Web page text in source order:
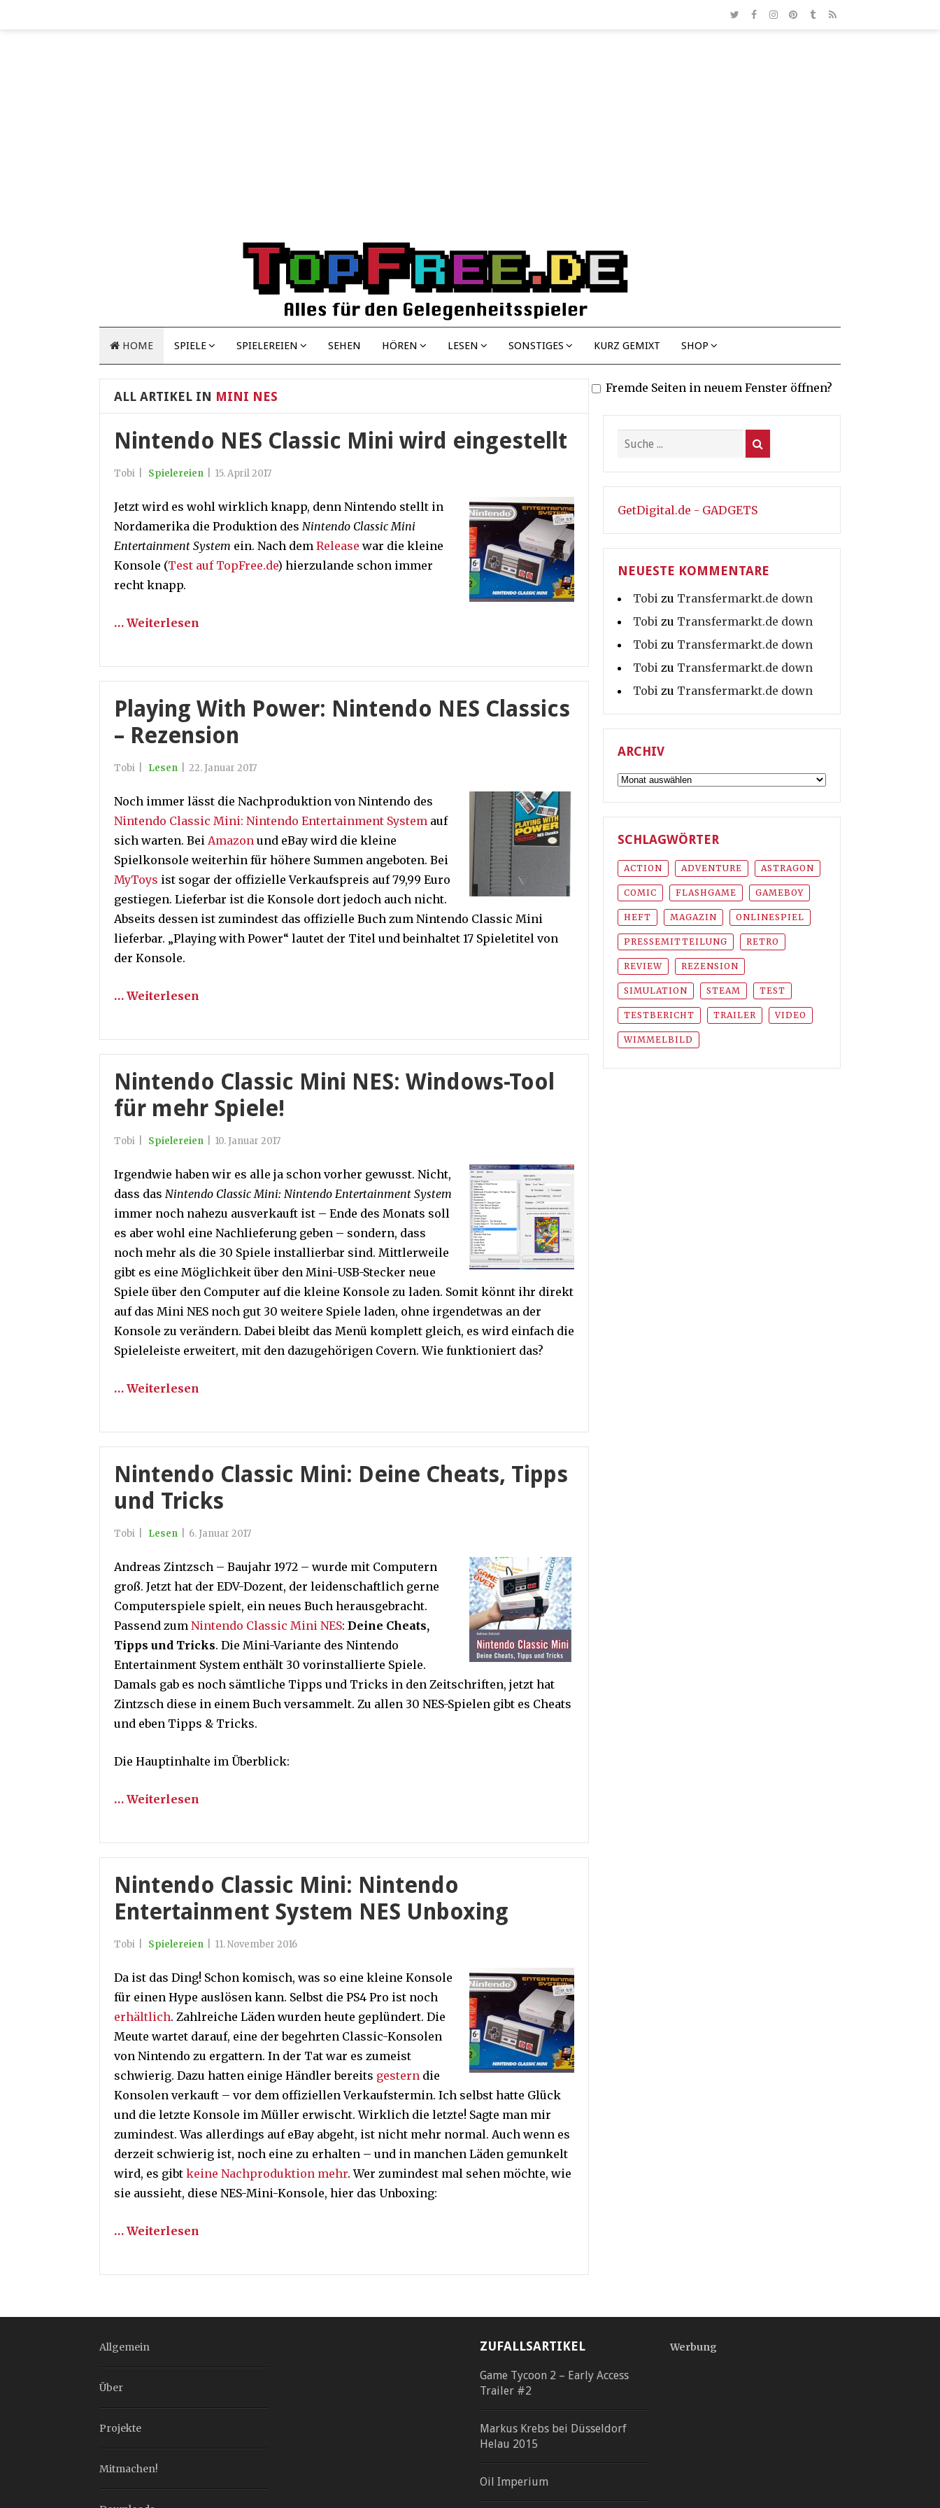
HOME SPIELE SPIELEREIEN SEHEN HÖREN LESEN SONSTIGES KURZ GEMIXT SHOP
ALL ARTIKEL IN MINI NES
Nintendo NES Classic Mini wird eingestellt
Tobi Spielereien 15. April 2017
Jetzt wird es wohl wirklich knapp, denn Nintendo stellt in
Nordamerika die Produktion des Nintendo Classic Mini
Entertainment System ein. Nach dem Release war die kleine
Konsole (Test auf TopFree.de) hierzulande schon immer
recht knapp.
… Weiterlesen
Playing With Power: Nintendo NES Classics
– Rezension
Tobi Lesen 22. Januar 2017
Noch immer lässt die Nachproduktion von Nintendo des
Nintendo Classic Mini: Nintendo Entertainment System auf
sich warten. Bei Amazon und eBay wird die kleine
Spielkonsole weiterhin für höhere Summen angeboten. Bei
MyToys ist sogar der offizielle Verkaufspreis auf 79,99 Euro
gestiegen. Lieferbar ist die Konsole dort jedoch auch nicht.
Abseits dessen ist zumindest das offizielle Buch zum Nintendo Classic Mini
lieferbar. „Playing with Power“ lautet der Titel und beinhaltet 17 Spieletitel von
der Konsole.
… Weiterlesen
Nintendo Classic Mini NES: Windows-Tool
für mehr Spiele!
Tobi Spielereien 10. Januar 2017
Irgendwie haben wir es alle ja schon vorher gewusst. Nicht,
dass das Nintendo Classic Mini: Nintendo Entertainment System
immer noch nahezu ausverkauft ist – Ende des Monats soll
es aber wohl eine Nachlieferung geben – sondern, dass
noch mehr als die 30 Spiele installierbar sind. Mittlerweile
gibt es eine Möglichkeit über den Mini-USB-Stecker neue
Spiele über den Computer auf die kleine Konsole zu laden. Somit könnt ihr direkt
auf das Mini NES noch gut 30 weitere Spiele laden, ohne irgendetwas an der
Konsole zu verändern. Dabei bleibt das Menü komplett gleich, es wird einfach die
Spieleleiste erweitert, mit den dazugehörigen Covern. Wie funktioniert das?
… Weiterlesen
Nintendo Classic Mini: Deine Cheats, Tipps
und Tricks
Tobi Lesen 6. Januar 2017
Andreas Zintzsch – Baujahr 1972 – wurde mit Computern
groß. Jetzt hat der EDV-Dozent, der leidenschaftlich gerne
Computerspiele spielt, ein neues Buch herausgebracht.
Passend zum Nintendo Classic Mini NES: Deine Cheats,
Tipps und Tricks. Die Mini-Variante des Nintendo
Entertainment System enthält 30 vorinstallierte Spiele.
Damals gab es noch sämtliche Tipps und Tricks in den Zeitschriften, jetzt hat
Zintzsch diese in einem Buch versammelt. Zu allen 30 NES-Spielen gibt es Cheats
und eben Tipps & Tricks.
Die Hauptinhalte im Überblick:
… Weiterlesen
Nintendo Classic Mini: Nintendo
Entertainment System NES Unboxing
Tobi Spielereien 11. November 2016
Da ist das Ding! Schon komisch, was so eine kleine Konsole
für einen Hype auslösen kann. Selbst die PS4 Pro ist noch
erhältlich. Zahlreiche Läden wurden heute geplündert. Die
Meute wartet darauf, eine der begehrten Classic-Konsolen
von Nintendo zu ergattern. In der Tat war es zumeist
schwierig. Dazu hatten einige Händler bereits gestern die
Konsolen verkauft – vor dem offiziellen Verkaufstermin. Ich selbst hatte Glück
und die letzte Konsole im Müller erwischt. Wirklich die letzte! Sagte man mir
zumindest. Was allerdings auf eBay abgeht, ist nicht mehr normal. Auch wenn es
derzeit schwierig ist, noch eine zu erhalten – und in manchen Läden gemunkelt
wird, es gibt keine Nachproduktion mehr. Wer zumindest mal sehen möchte, wie
sie aussieht, diese NES-Mini-Konsole, hier das Unboxing:
… Weiterlesen
Fremde Seiten in neuem Fenster öffnen?
GetDigital.de - GADGETS
NEUESTE KOMMENTARE
Tobi zu Transfermarkt.de down
Tobi zu Transfermarkt.de down
Tobi zu Transfermarkt.de down
Tobi zu Transfermarkt.de down
Tobi zu Transfermarkt.de down
ARCHIV
Archiv
SCHLAGWÖRTER
ACTION ADVENTURE ASTRAGON
COMIC FLASHGAME GAMEBOY
HEFT MAGAZIN ONLINESPIEL
PRESSEMITTEILUNG RETRO
REVIEW REZENSION
SIMULATION STEAM TEST
TESTBERICHT TRAILER VIDEO
WIMMELBILD
Allgemein
Über
Projekte
Mitmachen!
ZUFALLSARTIKEL
Game Tycoon 2 – Early Access
Trailer #2
Markus Krebs bei Düsseldorf
Helau 2015
Oil Imperium
Werbung